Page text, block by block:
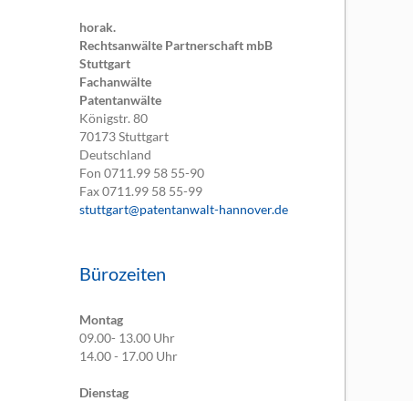
horak.
Rechtsanwälte Partnerschaft mbB
Stuttgart
Fachanwälte
Patentanwälte
Königstr. 80
70173Stuttgart
Deutschland
Fon0711.99 58 55-90
Fax0711.99 58 55-99
stuttgart@patentanwalt-hannover.de
Bürozeiten
Montag
09.00- 13.00 Uhr
14.00 - 17.00 Uhr
Dienstag